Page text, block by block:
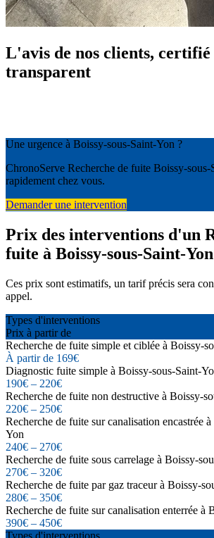
L'avis de nos clients, certifié
transparent
Une urgence à Boissy-sous-Saint-Yon ?
ChronoServe Recherche de fuite Boissy-
rapidement chez vous.
Demander une intervention
Prix des interventions d'un
fuite à Boissy-sous-Saint-Yon
Ces prix sont estimatifs, un tarif précis sera
appel.
Types d'interventions
Prix à partir de
Recherche de fuite simple et ciblée à Boissy-
À partir de 169€
Diagnostic fuite simple à Boissy-sous-Saint-
190€ – 220€
Recherche de fuite non destructive à Boissy-
220€ – 250€
Recherche de fuite sur canalisation encastrée
Yon
240€ – 270€
Recherche de fuite sous carrelage à Boissy-
270€ – 320€
Recherche de fuite par gaz traceur à Boissy-
280€ – 350€
Recherche de fuite sur canalisation enterrée à
390€ – 450€
Types d'interventions